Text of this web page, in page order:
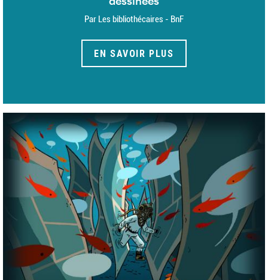
Par Les bibliothécaires - BnF
EN SAVOIR PLUS